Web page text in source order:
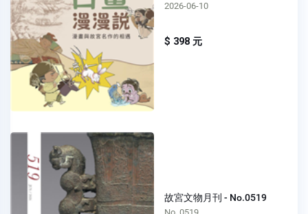
2026-06-10
$ 398 元
故宮文物月刊 - No.0519